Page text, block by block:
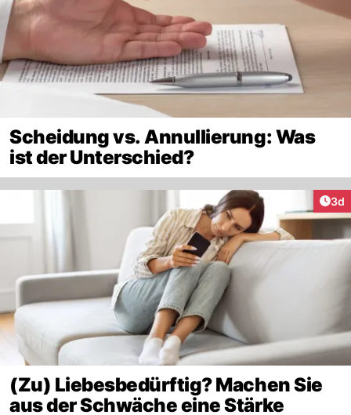
Scheidung vs. Annullierung: Was
ist der Unterschied?
3d
(Zu) Liebesbedürftig? Machen Sie
aus der Schwäche eine Stärke